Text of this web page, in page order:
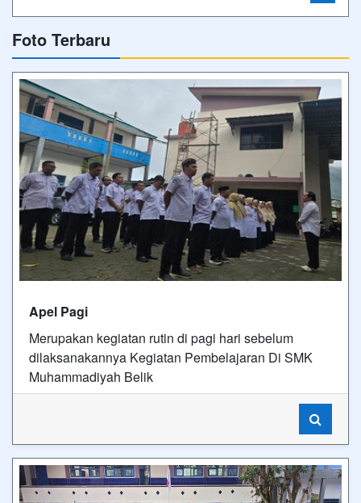
Foto Terbaru
Apel Pagi
Merupakan kegiatan rutin di pagi hari sebelum
dilaksanakannya Kegiatan Pembelajaran Di SMK
Muhammadiyah Belik